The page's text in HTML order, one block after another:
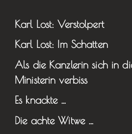
Karl Lost: Verstolpert
Karl Lost: Im Schatten
Als die Kanzlerin sich in
Ministerin verbiss
Es knackte …
Die achte Witwe …